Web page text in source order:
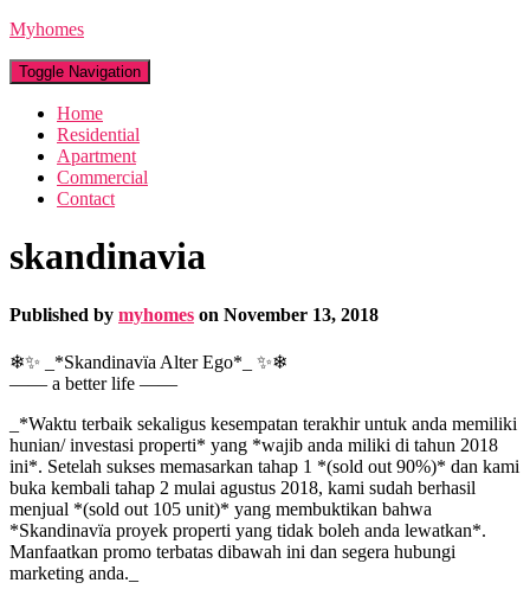
Myhomes
Toggle Navigation
Home
Residential
Apartment
Commercial
Contact
skandinavia
Published by myhomes on November 13, 2018
❄✨ _*Skandinavïa Alter Ego*_ ✨❄
—— a better life ——
_*Waktu terbaik sekaligus kesempatan terakhir untuk anda memiliki
hunian/ investasi properti* yang *wajib anda miliki di tahun 2018
ini*. Setelah sukses memasarkan tahap 1 *(sold out 90%)* dan kami
buka kembali tahap 2 mulai agustus 2018, kami sudah berhasil
menjual *(sold out 105 unit)* yang membuktikan bahwa
*Skandinavïa proyek properti yang tidak boleh anda lewatkan*.
Manfaatkan promo terbatas dibawah ini dan segera hubungi
marketing anda._